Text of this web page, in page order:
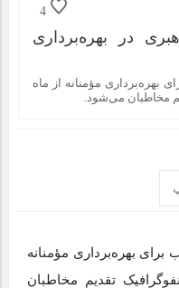
قنوت نماز عید فطر
رمضان
سال ۱۴۰۵
4
۱۰ توصیه رهبری در بهره‌برداری
بهره‌برداری مؤمنانه از ماه
مخاطبان می‌شود.
برای بهره‌برداری مؤمنانه
تقدیم مخاطبان